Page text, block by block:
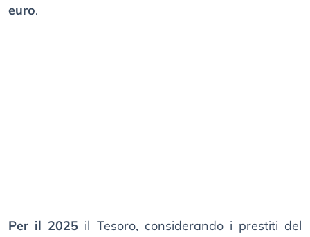
euro.
Per il 2025 il Tesoro, considerando i prestiti del